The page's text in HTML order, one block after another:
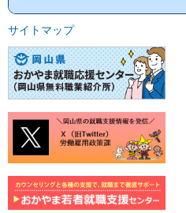
サイトマップ